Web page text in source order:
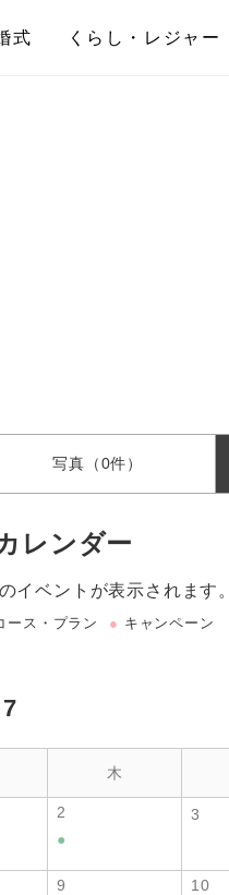
式 くらし・レジャー
写真 （0件）
レンダー
イベントが表示されます。
ース・プラン ● キャンペーン
7
木
2
●
3
9
10